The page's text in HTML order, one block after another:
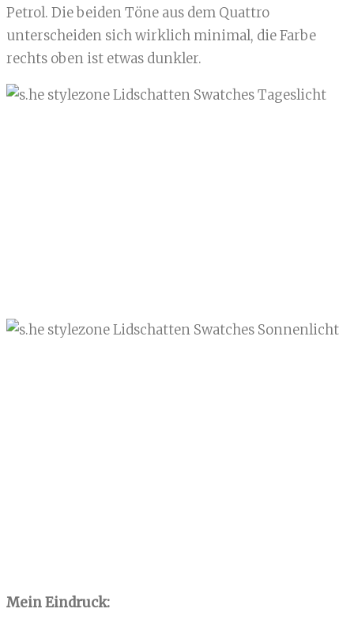
Petrol. Die beiden Töne aus dem Quattro
unterscheiden sich wirklich minimal, die Farbe
rechts oben ist etwas dunkler.
Mein Eindruck: